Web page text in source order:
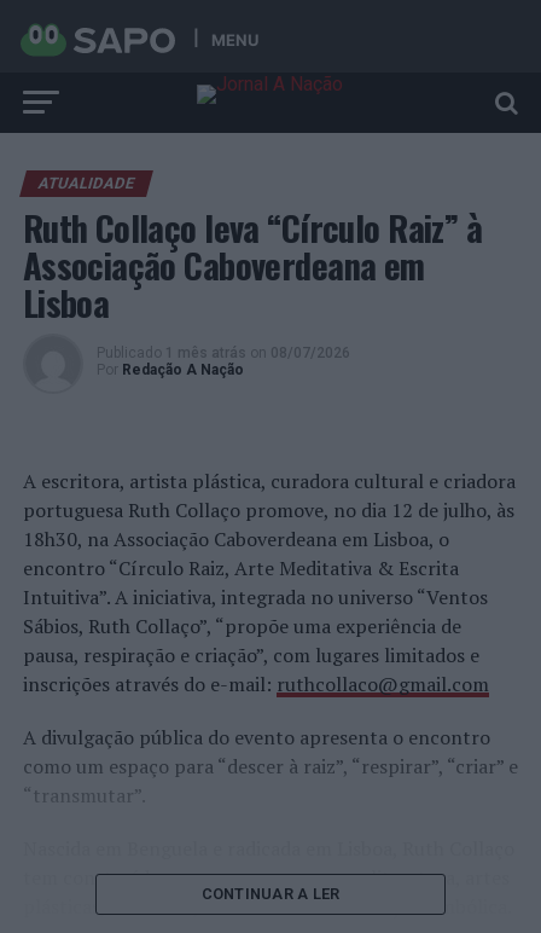
MENU
ATUALIDADE
Ruth Collaço leva “Círculo Raiz” à
Associação Caboverdeana em
Lisboa
Publicado 1 mês atrás on 08/07/2026
Por Redação A Nação
A escritora, artista plástica, curadora cultural e criadora
portuguesa Ruth Collaço promove, no dia 12 de julho, às
18h30, na Associação Caboverdeana em Lisboa, o
encontro “Círculo Raiz, Arte Meditativa & Escrita
Intuitiva”. A iniciativa, integrada no universo “Ventos
Sábios, Ruth Collaço”, “propõe uma experiência de
pausa, respiração e criação”, com lugares limitados e
inscrições através do e-mail: ruthcollaco@gmail.com
A divulgação pública do evento apresenta o encontro
como um espaço para “descer à raiz”, “respirar”, “criar” e
“transmutar”.
tem construído um percurso que cruza literatura, artes
plásticas, curadoria, análise literária e criação simbólica.
CONTINUAR A LER